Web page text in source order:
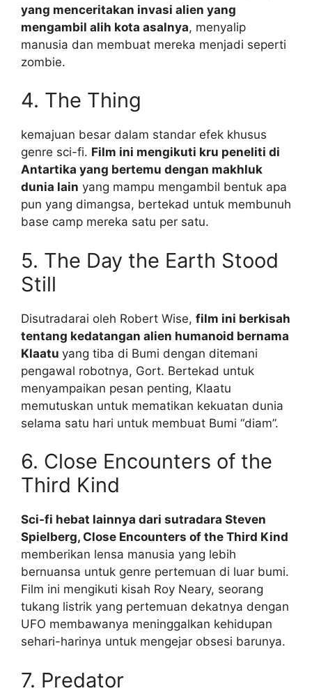
yang menceritakan invasi alien yang
mengambil alih kota asalnya, menyalip
manusia dan membuat mereka menjadi seperti
zombie.
4. The Thing
kemajuan besar dalam standar efek khusus
genre sci-fi. Film ini mengikuti kru peneliti di
Antartika yang bertemu dengan makhluk
dunia lain yang mampu mengambil bentuk apa
pun yang dimangsa, bertekad untuk membunuh
base camp mereka satu per satu.
5. The Day the Earth Stood
Still
Disutradarai oleh Robert Wise, film ini berkisah
tentang kedatangan alien humanoid bernama
Klaatu yang tiba di Bumi dengan ditemani
pengawal robotnya, Gort. Bertekad untuk
menyampaikan pesan penting, Klaatu
memutuskan untuk mematikan kekuatan dunia
selama satu hari untuk membuat Bumi “diam”.
6. Close Encounters of the
Third Kind
Sci-fi hebat lainnya dari sutradara Steven
Spielberg, Close Encounters of the Third Kind
memberikan lensa manusia yang lebih
bernuansa untuk genre pertemuan di luar bumi.
Film ini mengikuti kisah Roy Neary, seorang
tukang listrik yang pertemuan dekatnya dengan
UFO membawanya meninggalkan kehidupan
sehari-harinya untuk mengejar obsesi barunya.
7. Predator